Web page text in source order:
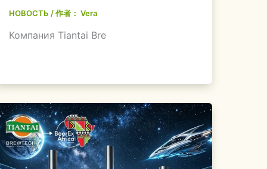
НОВОСТЬ / 作者： Vera
Компания Tiantai Bre